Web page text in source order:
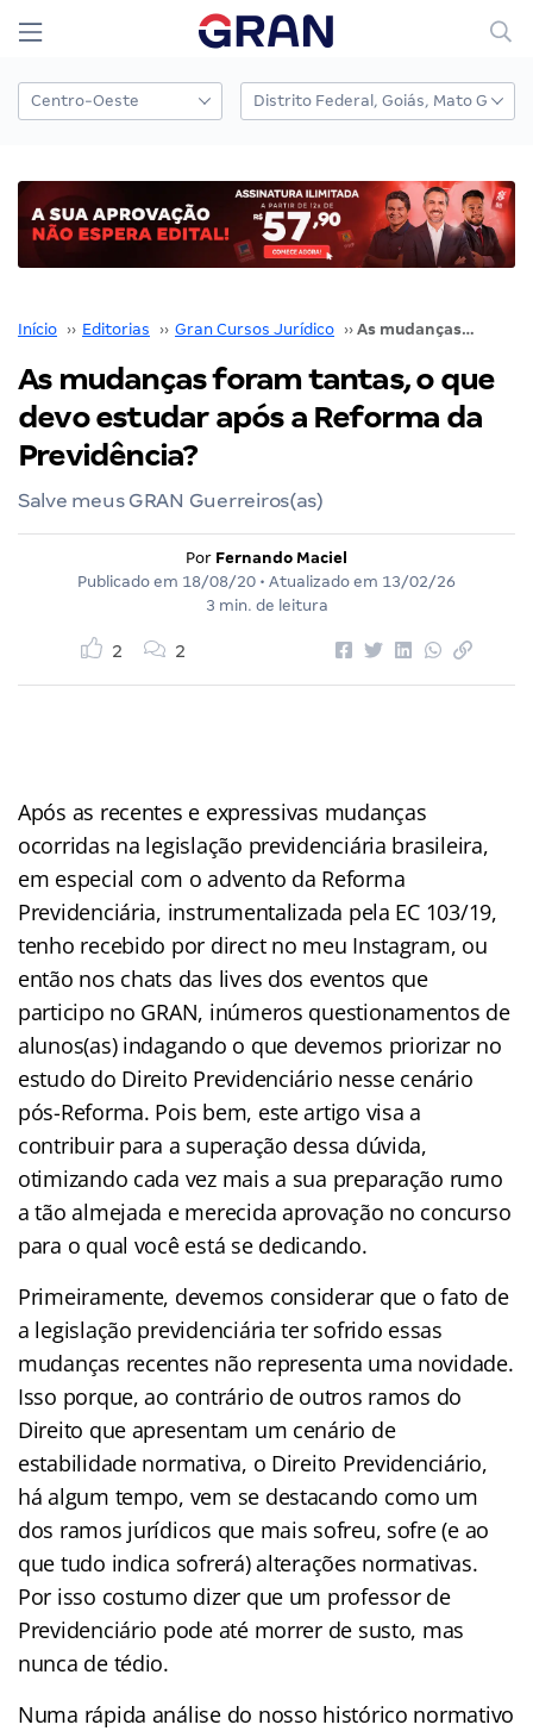
Início ›› Editorias ›› Gran Cursos Jurídico ›› As mudanças foram tantas, o que devo estudar após a Reforma da Previdência?
As mudanças foram tantas, o que
devo estudar após a Reforma da
Previdência?
Salve meus GRAN Guerreiros(as)
Por Fernando Maciel
Publicado em 18/08/20 • Atualizado em 13/02/26
3 min. de leitura
2 2
Após as recentes e expressivas mudanças
ocorridas na legislação previdenciária brasileira,
em especial com o advento da Reforma
Previdenciária, instrumentalizada pela EC 103/19,
tenho recebido por direct no meu Instagram, ou
então nos chats das lives dos eventos que
participo no GRAN, inúmeros questionamentos de
alunos(as) indagando o que devemos priorizar no
estudo do Direito Previdenciário nesse cenário
pós-Reforma. Pois bem, este artigo visa a
contribuir para a superação dessa dúvida,
otimizando cada vez mais a sua preparação rumo
a tão almejada e merecida aprovação no concurso
para o qual você está se dedicando.
Primeiramente, devemos considerar que o fato de
a legislação previdenciária ter sofrido essas
mudanças recentes não representa uma novidade.
Isso porque, ao contrário de outros ramos do
Direito que apresentam um cenário de
estabilidade normativa, o Direito Previdenciário,
há algum tempo, vem se destacando como um
dos ramos jurídicos que mais sofreu, sofre (e ao
que tudo indica sofrerá) alterações normativas.
Por isso costumo dizer que um professor de
Previdenciário pode até morrer de susto, mas
nunca de tédio.
Numa rápida análise do nosso histórico normativo